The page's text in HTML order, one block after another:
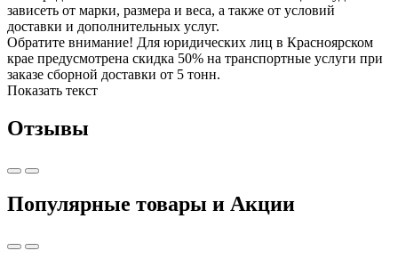
зависеть от марки, размера и веса, а также от условий
доставки и дополнительных услуг.
Обратите внимание! Для юридических лиц в Красноярском
крае предусмотрена скидка 50% на транспортные услуги при
заказе сборной доставки от 5 тонн.
Показать текст
Отзывы
Популярные товары и Акции